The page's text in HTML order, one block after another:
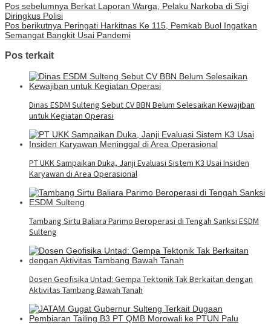
Pos sebelumnya Berkat Laporan Warga, Pelaku Narkoba di Sigi
Diringkus Polisi
Pos berikutnya Peringati Harkitnas Ke 115, Pemkab Buol Ingatkan
Semangat Bangkit Usai Pandemi
Pos terkait
Dinas ESDM Sulteng Sebut CV BBN Belum Selesaikan Kewajiban
untuk Kegiatan Operasi
PT UKK Sampaikan Duka, Janji Evaluasi Sistem K3 Usai Insiden
Karyawan di Area Operasional
Tambang Sirtu Baliara Parimo Beroperasi di Tengah Sanksi ESDM
Sulteng
Dosen Geofisika Untad: Gempa Tektonik Tak Berkaitan dengan
Aktivitas Tambang Bawah Tanah